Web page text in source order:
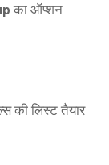
का ऑप्शन
की लिस्ट तैयार